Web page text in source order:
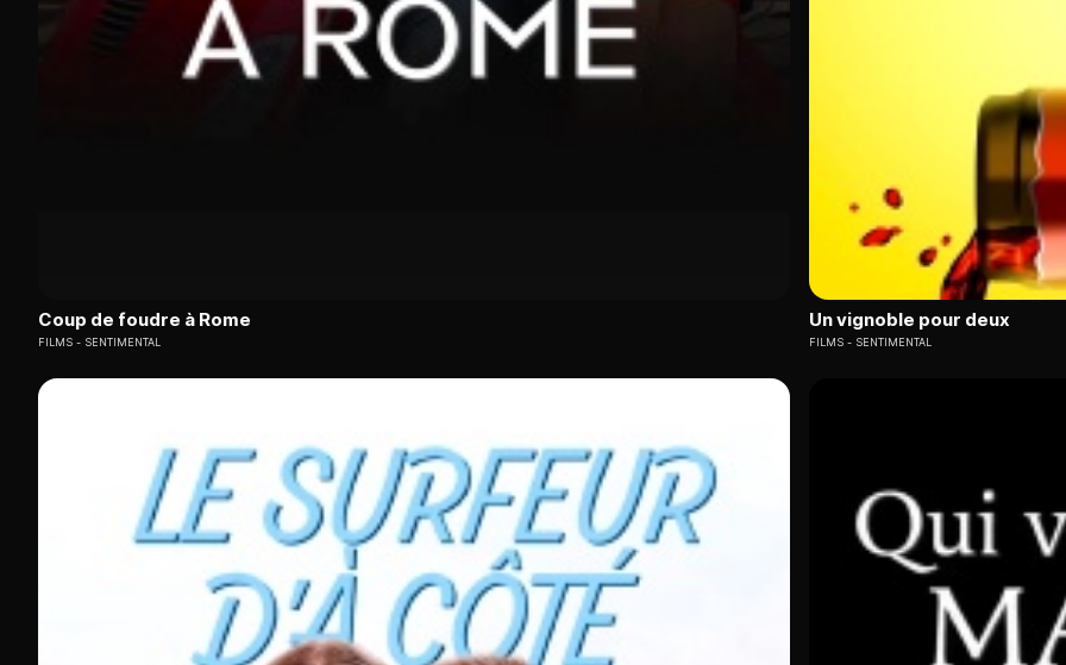
Coup de foudre à Rome
FILMS SENTIMENTAL
Un vignoble pour deux
FILMS SENTIMENTAL